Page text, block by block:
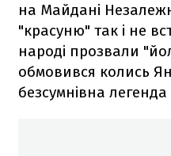
на Майдані
"красуню" так і не
народі прозвали
обмовився колись
безсумнівна легенда